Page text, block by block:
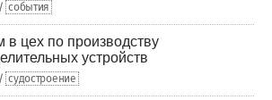
/ события
цех по производству
устройств
/ судостроение